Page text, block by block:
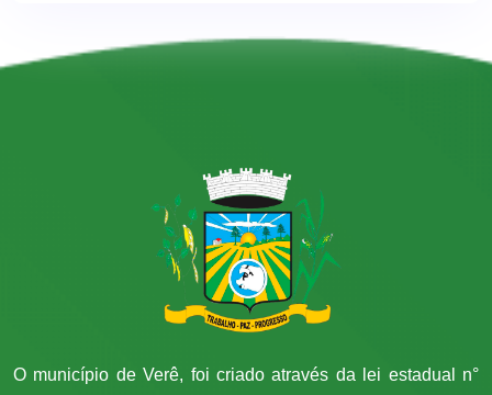
O município de Verê, foi criado através da lei estadual n°